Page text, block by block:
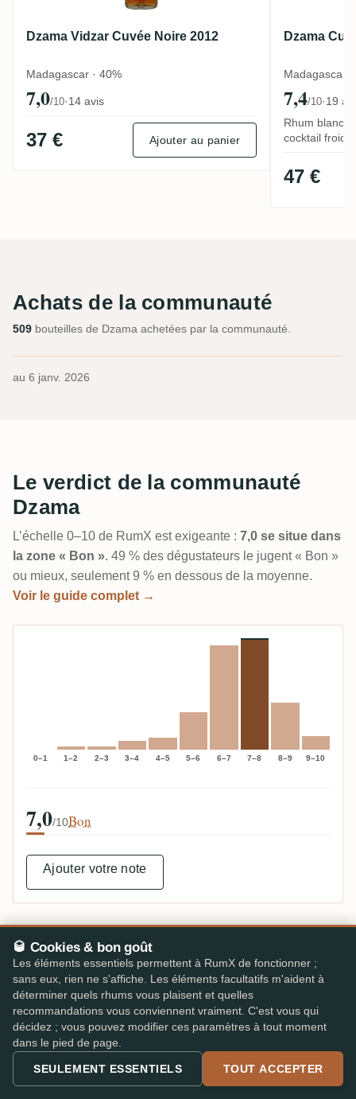
Dzama Vidzar Cuvée Noire 2012
Madagascar · 40%
7,0/10·14 avis
37 € Ajouter au panier
Dzama
Madagascar
7,4/10·19
Rhum blanc
cocktail froid
47 €
Achats de la communauté
509 bouteilles de Dzama achetées par la communauté.
au 6 janv. 2026
Le verdict de la communauté
Dzama
L’échelle 0–10 de RumX est exigeante : 7,0 se situe dans
la zone « Bon ». 49 % des dégustateurs le jugent « Bon »
ou mieux, seulement 9 % en dessous de la moyenne.
Voir le guide complet →
0–1 1–2 2–3 3–4 4–5 5–6 6–7 7–8 8–9 9–10
7,0/10Bon
Ajouter votre note
Profil de saveur de Dzama
Arôme
Vanillé Boisé Doux Viennoiseries
Bouton
Vanillé Caramel Doux Boisé
🥃 Cookies & bon goût
Les éléments essentiels permettent à RumX de fonctionner ;
sans eux, rien ne s'affiche. Les éléments facultatifs m'aident à
déterminer quels rhums vous plaisent et quelles
recommandations vous conviennent vraiment. C'est vous qui
décidez ; vous pouvez modifier ces paramètres à tout moment
dans le pied de page.
SEULEMENT ESSENTIELS TOUT ACCEPTER